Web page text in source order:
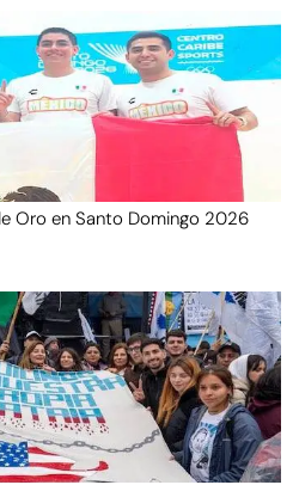
Oro en Santo Domingo 2026